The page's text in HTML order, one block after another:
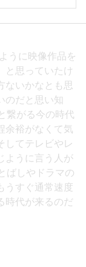
うに映像作品を
と思っていたけ
ないかなとも思
のだと思い知
繋がる今の時代
余裕がなくて気
してテレビやレ
ように言う人が
ばしやドラマの
うすぐ通常速度
時代が来るのだ